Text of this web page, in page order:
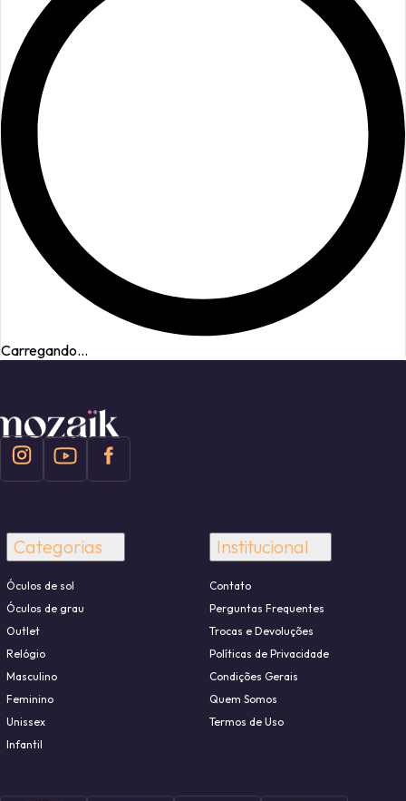
Carregando...
Categorias
Óculos de sol
Óculos de grau
Outlet
Relógio
Masculino
Feminino
Unissex
Infantil
Institucional
Contato
Perguntas Frequentes
Trocas e Devoluções
Políticas de Privacidade
Condições Gerais
Quem Somos
Termos de Uso